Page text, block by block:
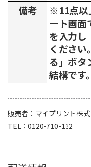
備考
※11点以
ート画面
を入力し
ください
る」ボタ
結構です。
販売者
マイプリント株
TEL
0120-710-132